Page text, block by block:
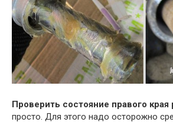
Проверить состояние правого края
просто. Для этого надо осторожно